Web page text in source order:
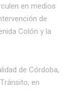
en medios
de
Colón y la
de Córdoba,
en